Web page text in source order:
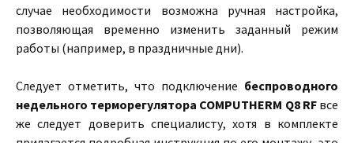
случае необходимости возможна ручная настройка,
позволяющая временно изменить заданный режим
работы (например, в праздничные дни).
Следует отметить, что подключение беспроводного
недельного терморегулятора COMPUTHERM Q8 RFвсе
же следует доверить специалисту, хотя в комплекте